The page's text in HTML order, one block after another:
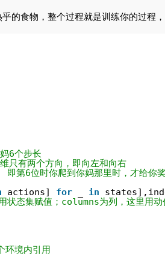
的食物，整个过程就是训练你的过程，
6个步长
只有两个方向，即向左和向右
即第6位时你爬到你妈那里时，才给你
actions] for in
态集赋值；columns为列，这里用
环境内引用